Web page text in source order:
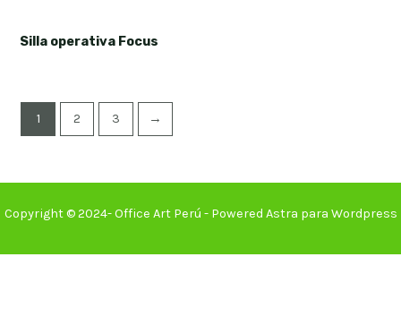
Silla operativa Focus
1 2 3 →
Copyright © 2024- Office Art Perú - Powered Astra para Wordpress